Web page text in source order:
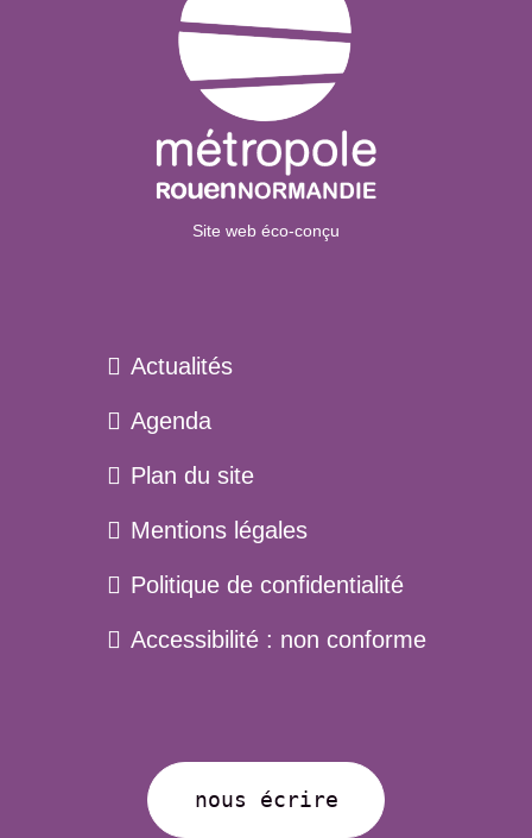
Site web éco-conçu
Actualités
Agenda
Plan du site
Mentions légales
Politique de confidentialité
Accessibilité : non conforme
nous écrire